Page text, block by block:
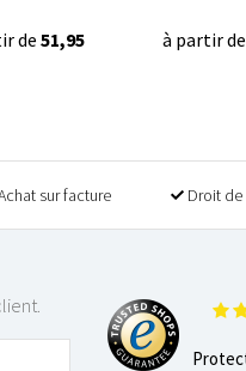
de51,95 à partir de
sur facture Droit